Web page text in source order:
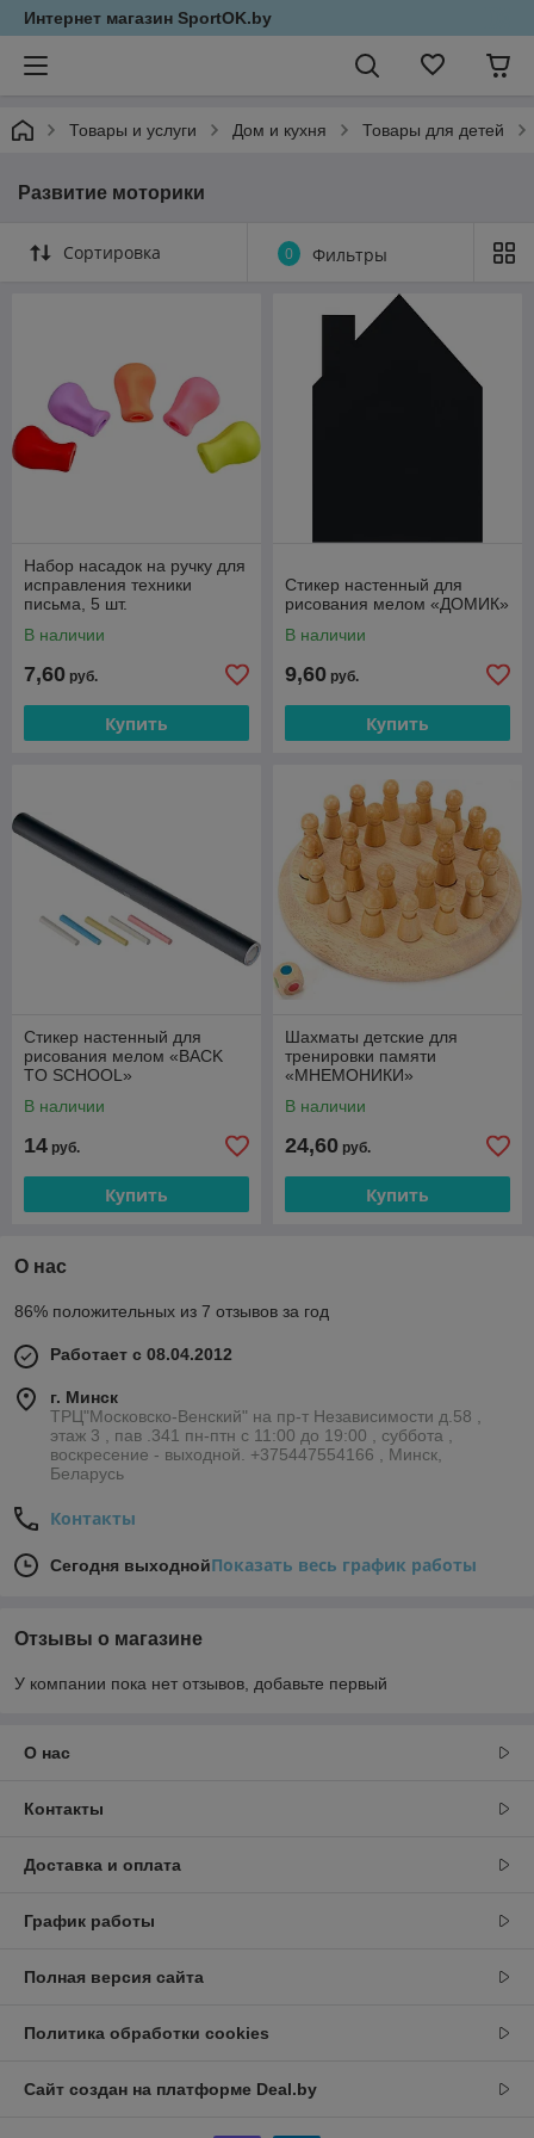
Интернет магазин SportOK.by
Товары и услуги Дом и кухня Товары для детей
Развитие моторики
Сортировка 0 Фильтры
Набор насадок на ручку для
исправления техники
письма, 5 шт.
В наличии
7,60 руб.
Купить
Стикер настенный для
рисования мелом «ДОМИК»
В наличии
9,60 руб.
Купить
Стикер настенный для
рисования мелом «BACK
TO SCHOOL»
В наличии
14 руб.
Купить
Шахматы детские для
тренировки памяти
«МНЕМОНИКИ»
В наличии
24,60 руб.
Купить
О нас
86% положительных из 7 отзывов за год
Работает с 08.04.2012
г. Минск
ТРЦ"Московско-Венский" на пр-т Независимости д.58 ,
этаж 3 , пав .341 пн-птн с 11:00 до 19:00 , суббота ,
воскресение - выходной. +375447554166 , Минск,
Беларусь
Контакты
Сегодня выходнойПоказать весь график работы
Отзывы о магазине
У компании пока нет отзывов, добавьте первый
О нас
Контакты
Доставка и оплата
График работы
Полная версия сайта
Политика обработки cookies
Сайт создан на платформе Deal.by